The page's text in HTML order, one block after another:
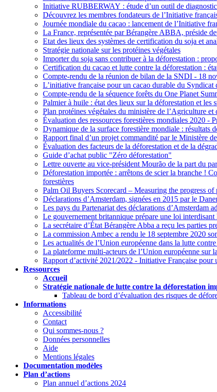
Initiative RUBBERWAY : étude d’un outil de
Découvrez les membres fondateurs de l’Initiative
Journée mondiale du cacao : lancement de l’Initiative
La France, représentée par Bérangère ABBA, préside
Etat des lieux des systèmes de certification du soja et
Stratégie nationale sur les protéines végétales
Importer du soja sans contribuer à la déforestation :
Certification du cacao et lutte contre la déforestation :
Compte-rendu de la réunion de bilan de la SNDI - 18
L’initiative française pour un cacao durable du Syndicat
Compte-rendu de la séquence forêts du One Planet
Palmier à huile : état des lieux sur la déforestation et les
Plan protéines végétales du ministère de l’Agriculture
Évaluation des ressources forestières mondiales 2020 -
Dynamique de la surface forestière mondiale : résultats
Rapport final d’un projet commandité par le Ministère
Évaluation des facteurs de la déforestation et de la
Guide d’achat public "Zéro déforestation"
Lettre ouverte au vice-président Mourão de la part du
Déforestation importée : arrêtons de scier la branche !
forestières
Palm Oil Buyers Scorecard – Measuring the progress of
Déclarations d’Amsterdam, signées en 2015 par le
Les pays du Partenariat des déclarations d’Amsterdam
Le gouvernement britannique prépare une loi
La secrétaire d’État Bérangère Abba a reçu les parties
La commission Ambec a rendu le 18 septembre 2020
Les actualités de l’Union européenne dans la lutte
La plateforme multi-acteurs de l’Union européenne sur
Rapport d’activité 2021/2022 - Initiative Française pour
Ressources
Accueil
Stratégie nationale de lutte contre la déforestation
Tableau de bord d’évaluation des risques de
Informations
Accessibilité
Contact
Qui sommes-nous ?
Données personnelles
Aide
Mentions légales
Documentation modèles
Plan d’actions
Plan annuel d’actions 2024